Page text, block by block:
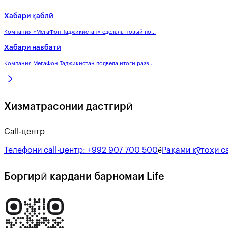
Хабари қаблӣ
Компания «МегаФон Таджикистан» сделала новый по...
Хабари навбатӣ
Компания МегаФон Таджикистан подвела итоги разв...
Хизматрасонии дастгирӣ
Call-центр
Телефони call-центр: +992 907 700 500ёРақами кӯтоҳи
Боргирӣ кардани барномаи Life